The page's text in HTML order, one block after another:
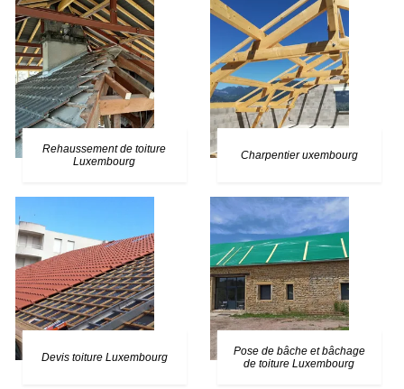
Rehaussement de toiture
Luxembourg
Charpentier uxembourg
Devis toiture Luxembourg
Pose de bâche et bâchage
de toiture Luxembourg